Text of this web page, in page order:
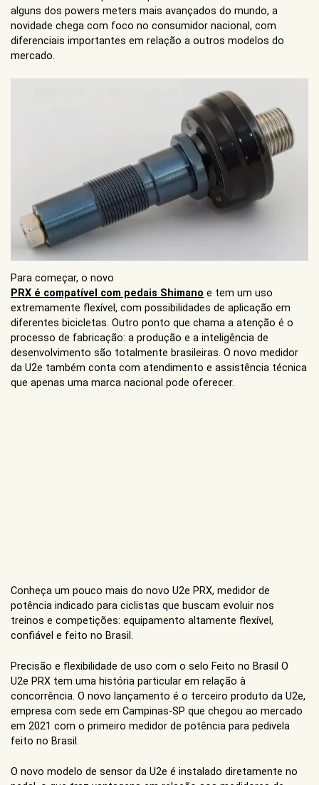
alguns dos powers meters mais avançados do mundo, a
novidade chega com foco no consumidor nacional, com
diferenciais importantes em relação a outros modelos do
mercado.
Para começar, o novo
PRX é compatível com pedais Shimano e tem um uso
extremamente flexível, com possibilidades de aplicação em
diferentes bicicletas. Outro ponto que chama a atenção é o
processo de fabricação: a produção e a inteligência de
desenvolvimento são totalmente brasileiras. O novo medidor
da U2e também conta com atendimento e assistência técnica
que apenas uma marca nacional pode oferecer.
Conheça um pouco mais do novo U2e PRX, medidor de
potência indicado para ciclistas que buscam evoluir nos
treinos e competições: equipamento altamente flexível,
confiável e feito no Brasil.
Precisão e flexibilidade de uso com o selo Feito no Brasil O
U2e PRX tem uma história particular em relação à
concorrência. O novo lançamento é o terceiro produto da U2e,
empresa com sede em Campinas-SP que chegou ao mercado
em 2021 com o primeiro medidor de potência para pedivela
feito no Brasil.
O novo modelo de sensor da U2e é instalado diretamente no